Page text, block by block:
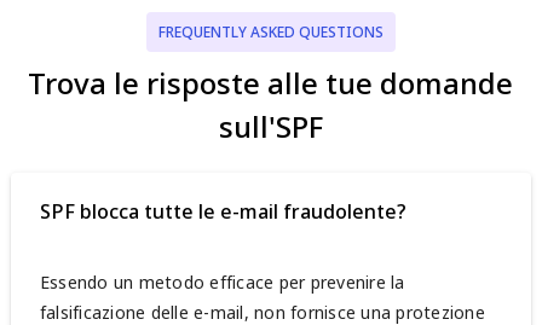
FREQUENTLY ASKED QUESTIONS
Trova le risposte alle tue domande
sull'SPF
SPF blocca tutte le e-mail fraudolente?
Essendo un metodo efficace per prevenire la
falsificazione delle e-mail, non fornisce una protezione